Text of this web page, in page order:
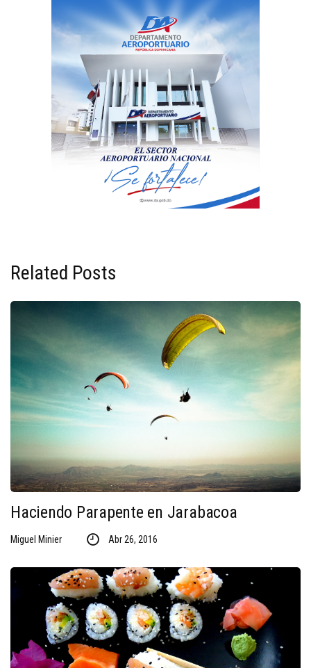
Related Posts
Haciendo Parapente en Jarabacoa
Miguel Minier Abr 26, 2016